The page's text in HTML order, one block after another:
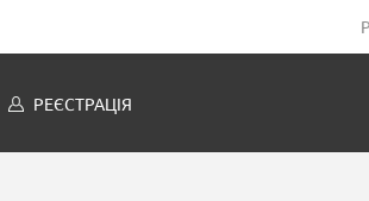
РЕЄСТРАЦІЯ